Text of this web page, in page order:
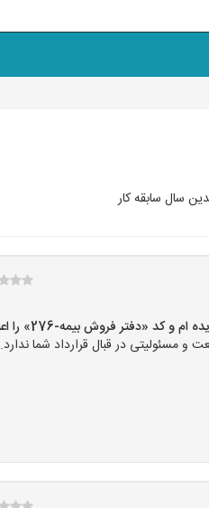
سال سابقه کار
فروش بیمه-276» را اعلام کنید»
مسئولیتی در قبال قرارداد شما ندارد.